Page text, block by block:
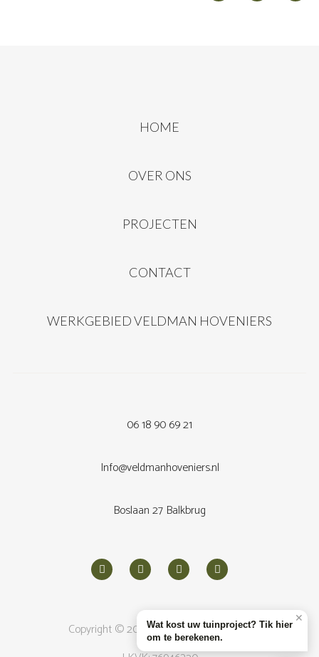
HOME
OVER ONS
PROJECTEN
CONTACT
WERKGEBIED VELDMAN HOVENIERS
06 18 90 69 21
Info@veldmanhoveniers.nl
Boslaan 27 Balkbrug
Copyright © 2026Veldman Hoveniers
✕
Wat kost uw tuinproject? Tik hier
om te berekenen.